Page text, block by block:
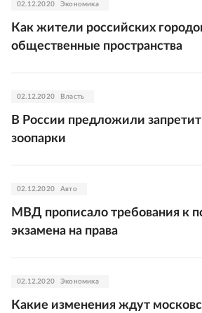
02.12.2020 Экономика
Как жители российских
общественные пространства
02.12.2020 Власть
В России предложили
зоопарки
02.12.2020 Авто
МВД прописало требования к
экзамена на права
02.12.2020 Экономика
Какие изменения ждут